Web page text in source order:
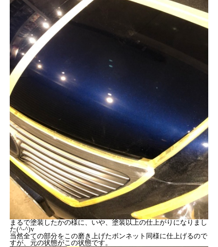
まるで塗装したかの様に、いや、塗装以上の仕上がりになりまし
た(^-^)v
当然全ての部分をこの磨き上げたボンネット同様に仕上げるので
すが、元の状態がこの状態です。